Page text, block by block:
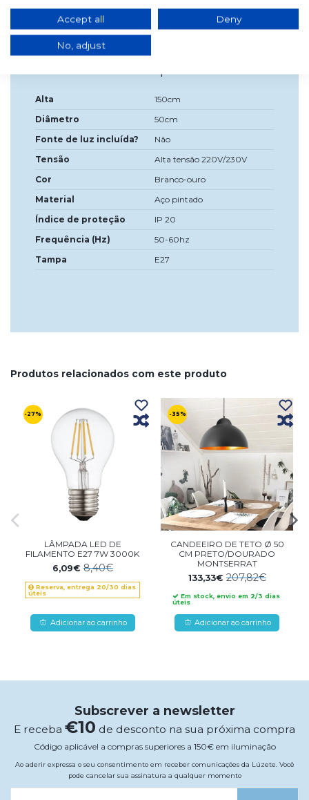
Altura do abajur: 30 cm
Alta
150cm
Diâmetro
50cm
Fonte de luz incluída?
Não
Tensão
Alta tensão 220V/230V
Cor
Branco-ouro
Material
Aço pintado
Índice de proteção
IP 20
Frequência (Hz)
50-60hz
Tampa
E27
Produtos relacionados com este produto
-27%
LÂMPADA LED DE
FILAMENTO E27 7W 3000K
6,09€8,40€
Reserva, entrega 20/30 dias
úteis
Adicionar ao carrinho
-35%
CANDEEIRO DE TETO Ø 50
CM PRETO/DOURADO
MONTSERRAT
133,33€ 207,82€
Em stock, envio em 2/3 dias
úteis
Adicionar ao carrinho
Subscrever a newsletter
E receba €10 de desconto na sua próxima compra
Código aplicável a compras superiores a 150€ em iluminação
Ao aderir expressa o seu consentimento em receber comunicações da Lúzete. Você
pode cancelar sua assinatura a qualquer momento
Accept all Deny
No, adjust